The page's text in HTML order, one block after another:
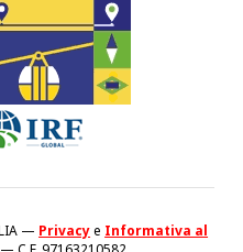
— Privacye Informativa al